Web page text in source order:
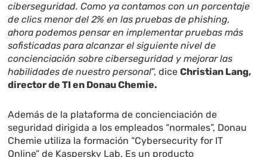
ciberseguridad. Como ya contamos con un porcentaje
de clics menor del 2% en las pruebas de phishing,
ahora podemos pensar en implementar pruebas más
sofisticadas para alcanzar el siguiente nivel de
concienciación sobre ciberseguridad y mejorar las
habilidades de nuestro personal”, diceChristian Lang,
director de TI en Donau Chemie.
Además de la plataforma de concienciación de
seguridad dirigida a los empleados “normales”, Donau
Chemie utiliza la formación “Cybersecurity for IT
Online” de Kaspersky Lab. Es un producto